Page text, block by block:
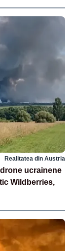
Realitatea din Austria
ucrainene
Wildberries,